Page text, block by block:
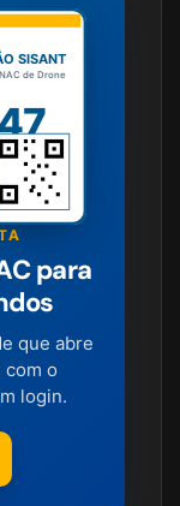
SISANT
de Drone
para
que abre
com o
login.